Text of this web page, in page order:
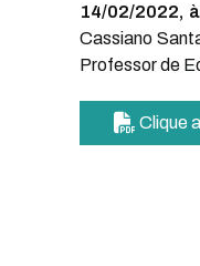
14/02/2022,
Cassiano
Professor de
Clique